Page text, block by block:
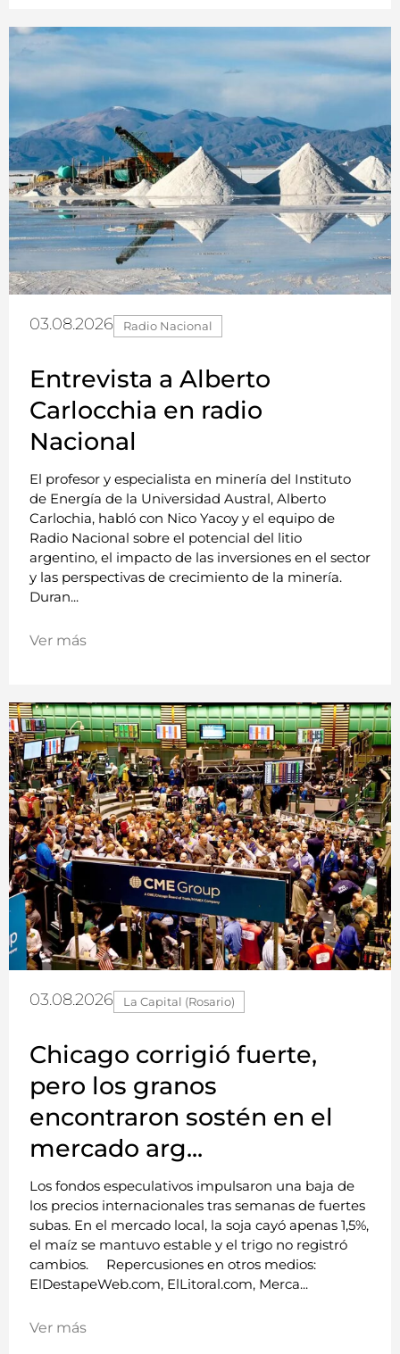
03.08.2026 Radio Nacional
Entrevista a Alberto
Carlocchia en radio
Nacional
El profesor y especialista en minería del Instituto
de Energía de la Universidad Austral, Alberto
Carlochia, habló con Nico Yacoy y el equipo de
Radio Nacional sobre el potencial del litio
argentino, el impacto de las inversiones en el sector
y las perspectivas de crecimiento de la minería.
Duran...
Ver más
03.08.2026 La Capital (Rosario)
Chicago corrigió fuerte,
pero los granos
encontraron sostén en el
mercado arg...
Los fondos especulativos impulsaron una baja de
los precios internacionales tras semanas de fuertes
subas. En el mercado local, la soja cayó apenas 1,5%,
el maíz se mantuvo estable y el trigo no registró
cambios. Repercusiones en otros medios:
ElDestapeWeb.com, ElLitoral.com, Merca...
Ver más